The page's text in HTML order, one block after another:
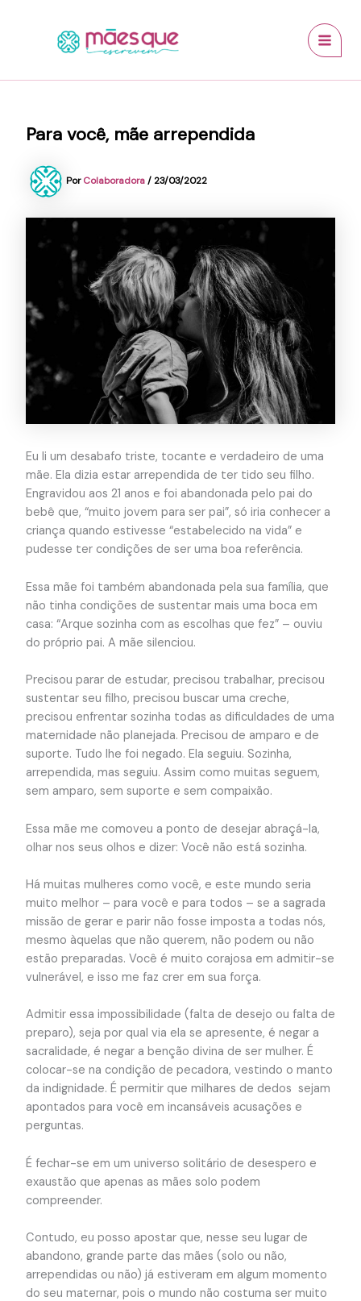
Para você, mãe arrependida
PorColaboradora/23/03/2022
Eu li um desabafo triste, tocante e verdadeiro de uma
mãe. Ela dizia estar arrependida de ter tido seu filho.
Engravidou aos 21 anos e foi abandonada pelo pai do
bebê que, “muito jovem para ser pai”, só iria conhecer a
criança quando estivesse “estabelecido na vida” e
pudesse ter condições de ser uma boa referência.
Essa mãe foi também abandonada pela sua família, que
não tinha condições de sustentar mais uma boca em
casa: “Arque sozinha com as escolhas que fez” – ouviu
do próprio pai. A mãe silenciou.
Precisou parar de estudar, precisou trabalhar, precisou
sustentar seu filho, precisou buscar uma creche,
precisou enfrentar sozinha todas as dificuldades de uma
maternidade não planejada. Precisou de amparo e de
suporte. Tudo lhe foi negado. Ela seguiu. Sozinha,
arrependida, mas seguiu. Assim como muitas seguem,
sem amparo, sem suporte e sem compaixão.
Essa mãe me comoveu a ponto de desejar abraçá-la,
olhar nos seus olhos e dizer: Você não está sozinha.
Há muitas mulheres como você, e este mundo seria
muito melhor – para você e para todos – se a sagrada
missão de gerar e parir não fosse imposta a todas nós,
mesmo àquelas que não querem, não podem ou não
estão preparadas. Você é muito corajosa em admitir-se
vulnerável, e isso me faz crer em sua força.
Admitir essa impossibilidade (falta de desejo ou falta de
preparo), seja por qual via ela se apresente, é negar a
sacralidade, é negar a benção divina de ser mulher. É
colocar-se na condição de pecadora, vestindo o manto
da indignidade. É permitir que milhares de dedos sejam
apontados para você em incansáveis acusações e
perguntas.
É fechar-se em um universo solitário de desespero e
exaustão que apenas as mães solo podem
compreender.
Contudo, eu posso apostar que, nesse seu lugar de
abandono, grande parte das mães (solo ou não,
arrependidas ou não) já estiveram em algum momento
do seu maternar, pois o mundo não costuma ser muito